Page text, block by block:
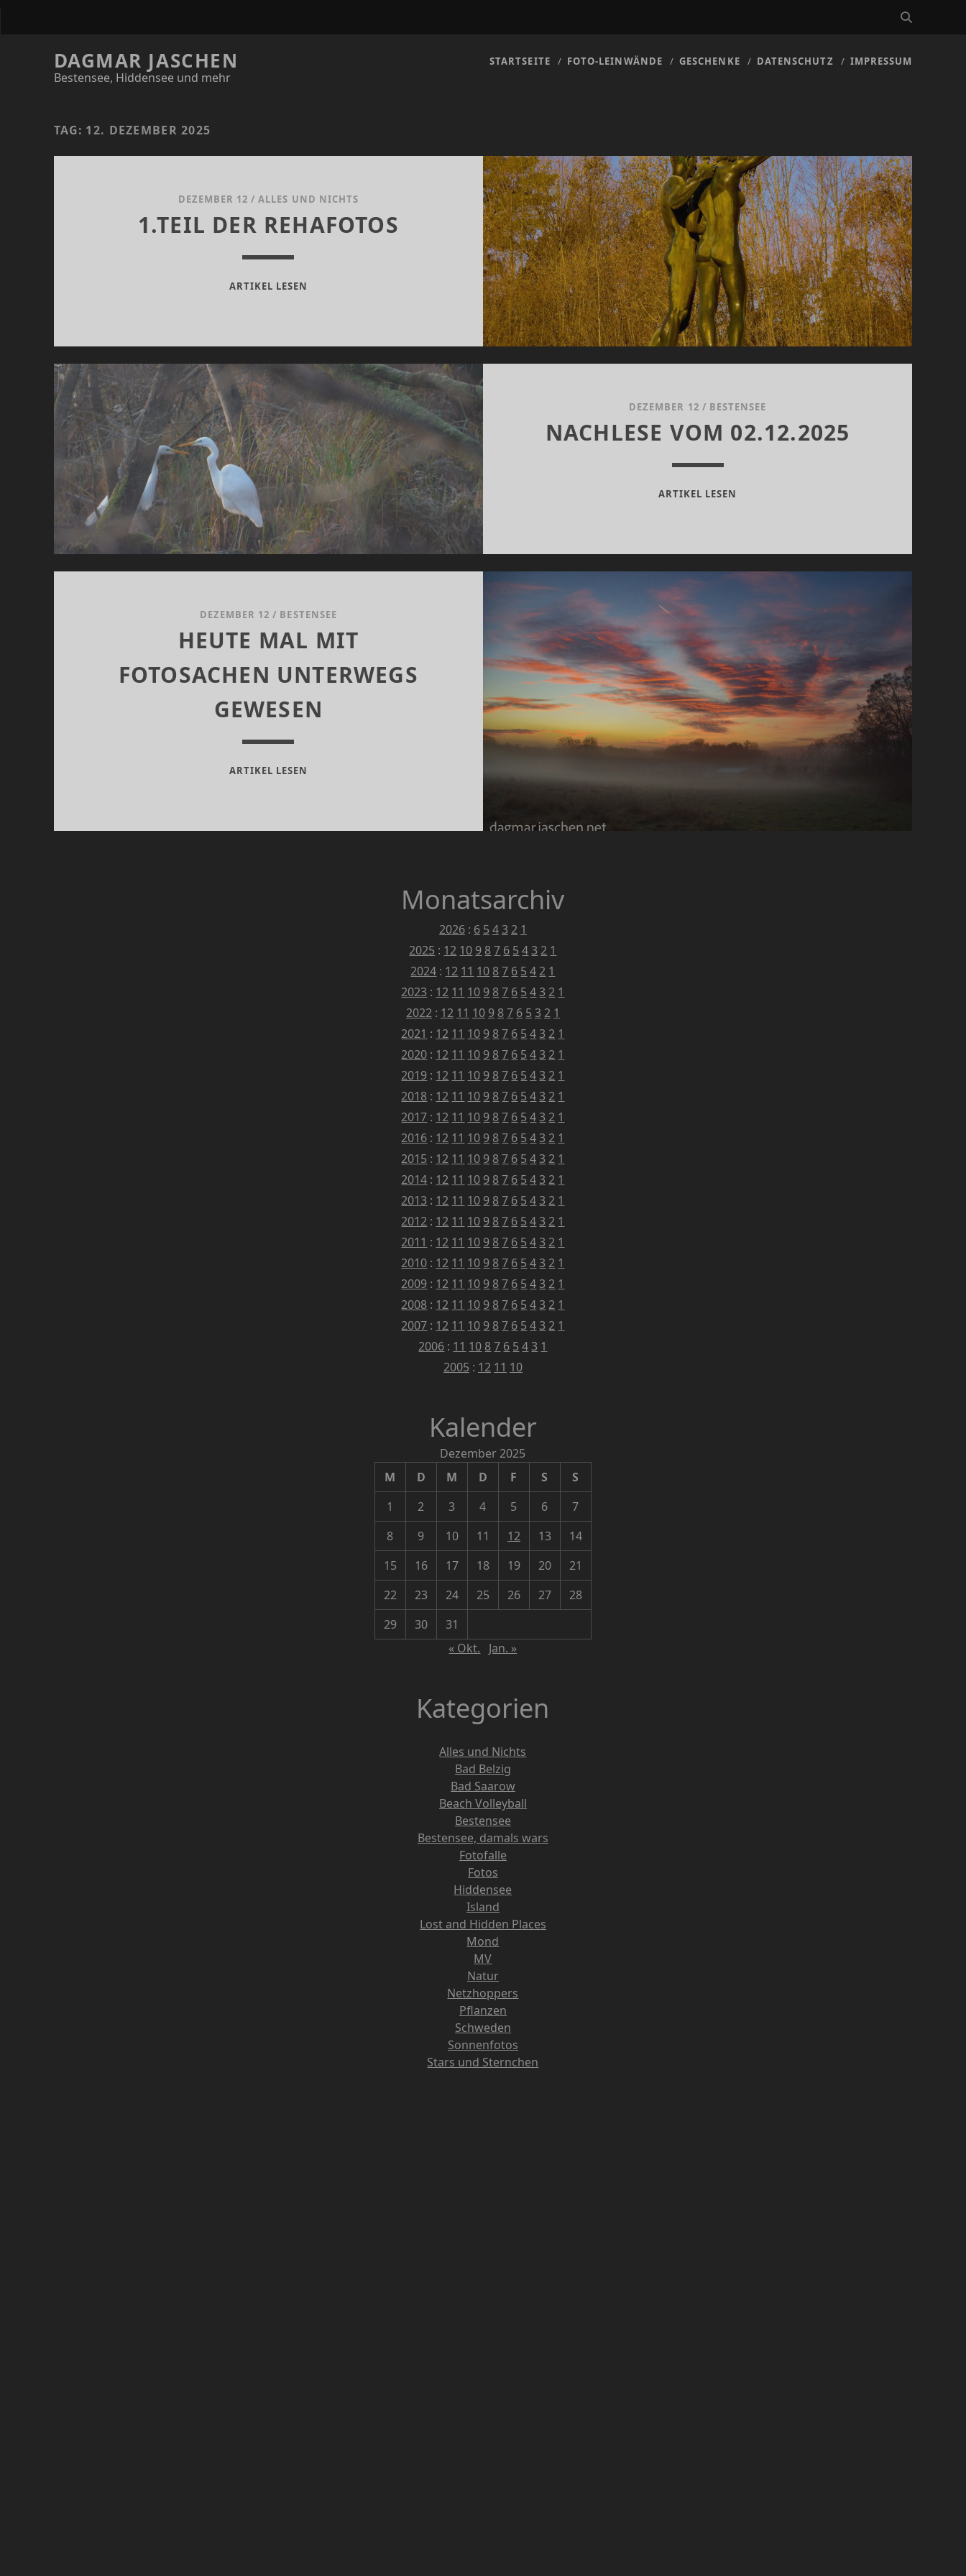
DAGMAR JASCHEN
Bestensee, Hiddensee und mehr
STARTSEITE FOTO-LEINWÄNDE GESCHENKE DATENSCHUTZ IMPRESSUM
TAG: 12. DEZEMBER 2025
DEZEMBER 12 /ALLES UND NICHTS
1.TEIL DER REHAFOTOS
ARTIKEL LESEN
DEZEMBER 12 / BESTENSEE
NACHLESE VOM 02.12.2025
ARTIKEL LESEN
DEZEMBER 12 / BESTENSEE
HEUTE MAL MIT
FOTOSACHEN UNTERWEGS
GEWESEN
ARTIKEL LESEN
Monatsarchiv
2026: 6 5 43 2 1
2025 : 12 10 9 8 7 6 5 4 3 2 1
2024 : 12 11 10 8 7 6 5 4 2 1
2023 : 12 11 10 9 8 7 6 5 4 3 2 1
2022: 12 11 10 9 87 6 5 3 2 1
2021 : 12 11 10 9 8 7 6 5 4 3 2 1
2020 : 12 11 10 9 8 7 6 5 4 3 2 1
2019 : 12 11 10 9 8 7 6 5 4 3 2 1
2018 : 12 11 10 9 8 7 6 5 4 3 2 1
2017 : 12 11 10 9 8 7 6 5 4 3 2 1
2016 : 12 11 10 9 8 7 6 5 4 3 2 1
2015 : 12 11 10 9 8 7 6 5 4 3 2 1
2014 : 12 11 10 9 8 7 6 5 4 3 2 1
2013 : 12 11 10 9 8 7 6 5 4 3 2 1
2012 : 12 11 10 9 8 7 6 5 4 3 2 1
2011 : 12 11 10 9 8 7 6 5 4 3 2 1
2010 : 12 11 10 9 8 7 6 5 4 3 2 1
2009 : 12 11 10 9 8 7 6 5 4 3 2 1
2008 : 12 11 10 9 8 7 6 5 4 3 2 1
2007 : 12 11 10 9 8 7 6 5 4 3 2 1
2006 : 11 10 8 7 6 5 4 3 1
2005 : 12 11 10
Kalender
Dezember 2025
M
D M D F S
S
1
2 3 4 5 6
7
8
9 10 11 12 13
14
15
16 17 18 19 20
21
22
23 24 25 26 27
28
29
30
31
« Okt.
Jan. »
Kategorien
Alles und Nichts
Bad Belzig
Bad Saarow
Beach Volleyball
Bestensee
Bestensee, damals wars
Fotofalle
Fotos
Hiddensee
Island
Lost and Hidden Places
Mond
MV
Natur
Netzhoppers
Pflanzen
Schweden
Sonnenfotos
Stars und Sternchen